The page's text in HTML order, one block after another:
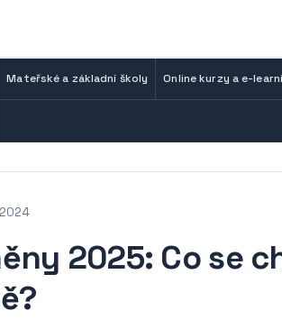
Mateřské a základní školy Online kurzy a e-
2025: Co se